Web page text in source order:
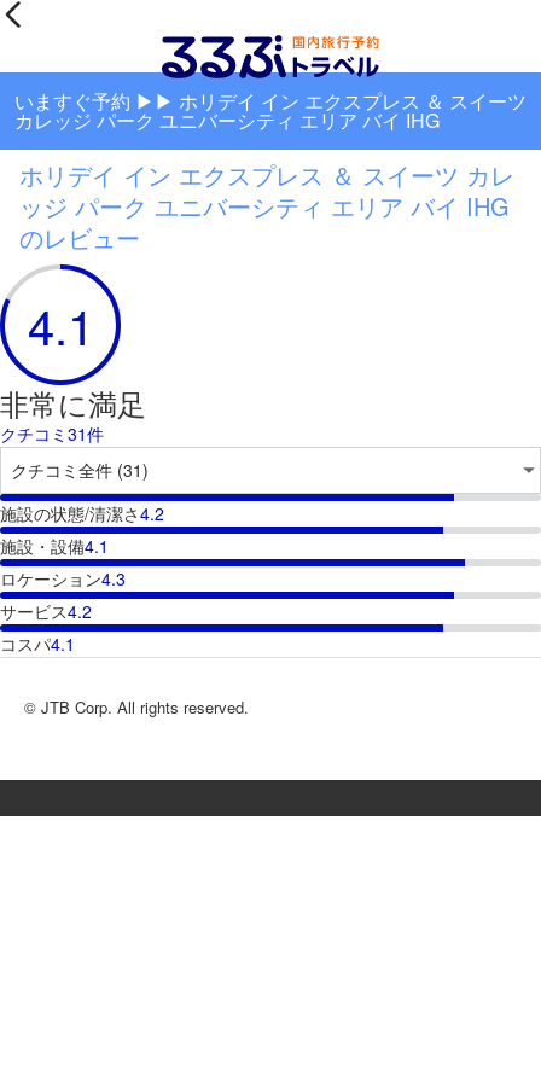
いますぐ予約 ▶▶ ホリデイ イン エクスプレス ＆ スイーツ
カレッジ パーク ユニバーシティ エリア バイ IHG
ホリデイ イン エクスプレス ＆ スイーツ カレ
ッジ パーク ユニバーシティ エリア バイ IHG
のレビュー
4.1
非常に満足
クチコミ31件
施設の状態/清潔さ4.2
施設・設備4.1
ロケーション4.3
サービス4.2
コスパ4.1
© JTB Corp. All rights reserved.